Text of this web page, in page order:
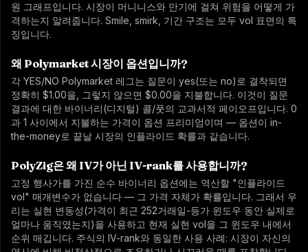
원 그래프입니다. 시장이 머니니스와 만기에 걸쳐 위험을 어떻게 가
격하는지 알려줍니다. Smile, smirk, 기간 구조는 모두 vol 표면의 특
징입니다.
왜 Polymarket 시장이 옵션입니까?
각 YES/NO Polymarket 레그는 질문이 yes(또는 no)로 결착되면
정확히 $1.00을, 그렇지 않으면 $0.00을 지불합니다. 이것이 질문
결과에 대한 바이너리(디지털) 콜/풋의 교과서적 페이오프입니다. 0
과 1 사이에서 지불하는 가격이 옵션 프리미엄이며 — 옵션이 in-
the-money로 끝날 시장의 인플라이드 확률과 같습니다.
PolyZig은 왜 IV가 아닌 IV-rank를 사용합니까?
고정 행사가를 가진 순수 바이너리 옵션에는 역산할 "인플라이드
vol" 매개변수가 없습니다 — 그 가격 자체가 확률입니다. 그래서 우
리는 실현 변동성(가격이 최근 252거래일-등가 윈도우 동안 실제로
얼마나 움직였는지)을 사용하고 현재 실현 vol을 그 윈도우 내에서
순위 매깁니다. 주식의 IV-rank와 동일한 사용 사례: 시장이 자신의